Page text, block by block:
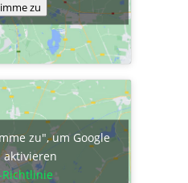
zu
zu", um Google
aktivieren
Richtlinie